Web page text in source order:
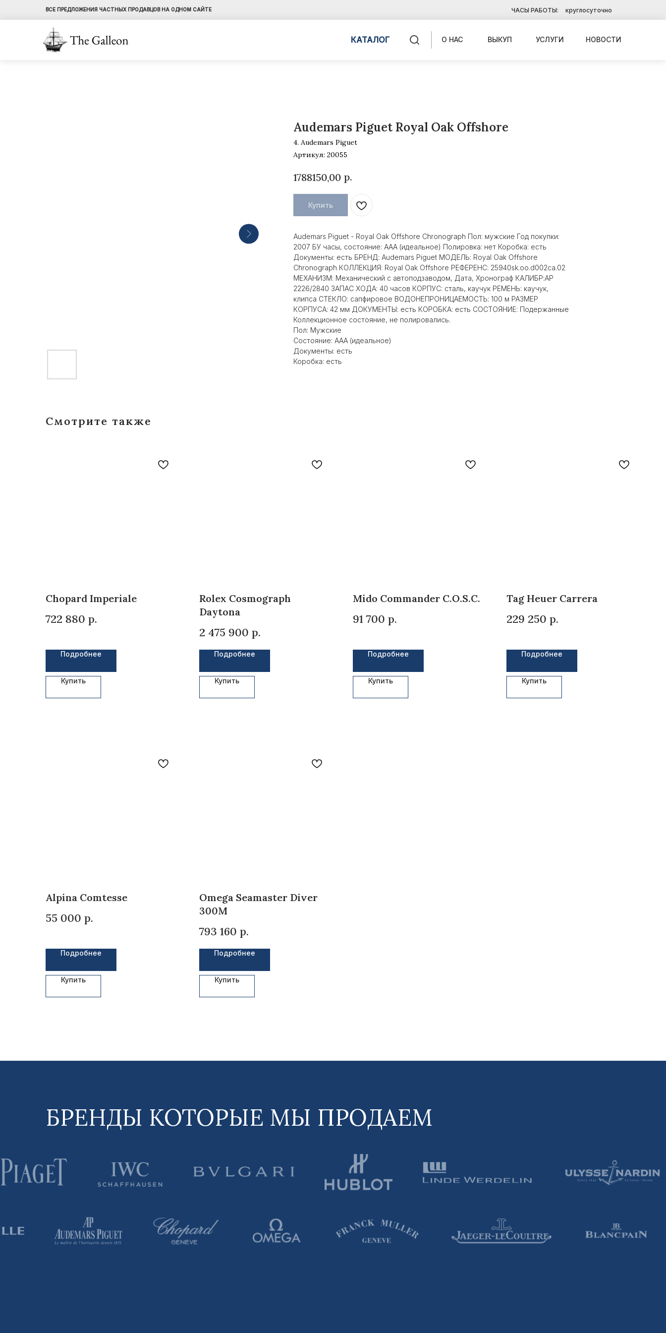
ЧАСЫ РАБОТЫ: круглосуточно
ВСЕ ПРЕДЛОЖЕНИЯ ЧАСТНЫХ ПРОДАВЦОВ НА ОДНОМ САЙТЕ
КАТАЛОГ О НАС ВЫКУП УСЛУГИ НОВОСТИ
Audemars Piguet Royal Oak Offshore
4. Audemars Piguet
Артикул: 20055
1788150,00 р.
Купить
Audemars Piguet - Royal Oak Offshore Chronograph Пол: мужские Год покупки:
2007 БУ часы, состояние: AAA (идеальное) Полировка: нет Коробка: есть
Документы: есть БРЕНД: Audemars Piguet МОДЕЛЬ: Royal Oak Offshore
Chronograph КОЛЛЕКЦИЯ: Royal Oak Offshore РЕФЕРЕНС: 25940sk.oo.d002ca.02
МЕХАНИЗМ: Механический с автоподзаводом, Дата, Хронограф КАЛИБР:AP
2226/2840 ЗАПАС ХОДА: 40 часов КОРПУС: сталь, каучук РЕМЕНЬ: каучук,
клипса СТЕКЛО: сапфировое ВОДОНЕПРОНИЦАЕМОСТЬ: 100 м РАЗМЕР
КОРПУСА: 42 мм ДОКУМЕНТЫ: есть КОРОБКА: есть СОСТОЯНИЕ: Подержанные
Коллекционное состояние, не полировались.
Пол: Мужские
Состояние: AAA (идеальное)
Документы: есть
Коробка: есть
Смотрите также
Chopard Imperiale
722 880 р.
Подробнее
Купить
Rolex Cosmograph
Daytona
2 475 900 р.
Подробнее
Купить
Mido Commander C.O.S.C.
91 700 р.
Подробнее
Купить
Tag Heuer Carrera
229 250 р.
Подробнее
Купить
Alpina Comtesse
55 000 р.
Подробнее
Купить
Omega Seamaster Diver
300M
793 160 р.
Подробнее
Купить
БРЕНДЫ КОТОРЫЕ МЫ ПРОДАЕМ